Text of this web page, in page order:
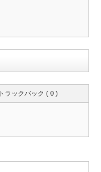
トラックバック ( 0 )